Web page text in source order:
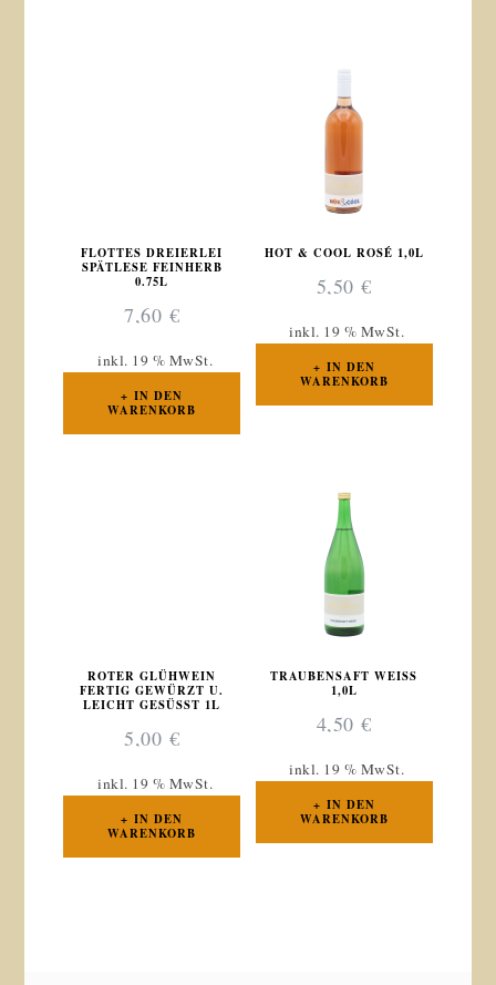
FLOTTES DREIERLEI
SPÄTLESE FEINHERB
0.75L
7,60 €
inkl. 19 % MwSt.
IN DEN
WARENKORB
HOT & COOL ROSÉ 1,0L
5,50€
inkl. 19 % MwSt.
IN DEN
WARENKORB
ROTER GLÜHWEIN
FERTIG GEWÜRZT U.
LEICHT GESÜSST 1L
5,00 €
inkl. 19 % MwSt.
IN DEN
WARENKORB
TRAUBENSAFT WEISS 1
,0L
4,50€
inkl. 19 % MwSt.
IN DEN
WARENKORB